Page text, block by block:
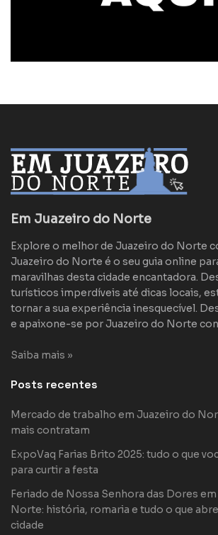
Em Juazeiro do Norte
Explore o melhor de Juazeiro do Norte
Juazeiro do Norte é o seu guia online
maravilhas desta cidade encantadora.
turísticos imperdíveis até dicas locais,
tornar a sua experiência inesquecível.
e apaixone-se por Juazeiro do Norte
Saiba mais »
Posts recentes
Mercado de trabalho em Juazeiro do
mais contratam
ExpoVaq Farias Brito 2025: tudo o que
para curtir a festa
Feriado de Nossa Senhora das Dores
Norte: história, romaria e tudo o que
cidade